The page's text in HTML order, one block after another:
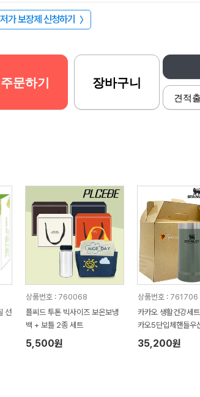
가 보장제 신청하기 〉
견적
주문하기 장바구니
선
상품번호 : 760068
플씨드 투톤 빅사이즈 보온보냉
백 + 보틀 2종 세트
5,500원
상품번호 : 761706
카카오 생활건강세
카오5단입체핸들우
빅그립머그컵709ml)
35,200원